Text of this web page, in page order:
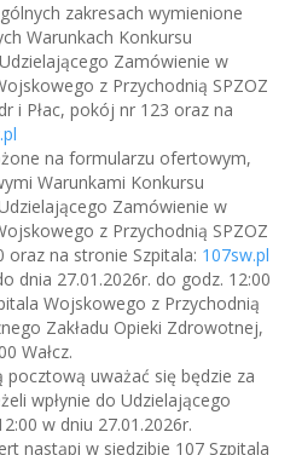
zakresach wymienione
Warunkach Konkursu
Zamówienie w
z Przychodnią SPZOZ
i Płac, pokój nr 123 oraz na
na formularzu ofertowym,
Warunkami Konkursu
Zamówienie w
z Przychodnią SPZOZ
oraz na stronie Szpitala: 107sw.pl
dnia 27.01.2026r. do godz. 12:00
Wojskowego z Przychodnią
Zakładu Opieki Zdrowotnej,
Wałcz.
pocztową uważać się będzie za
wpłynie do Udzielającego
w dniu 27.01.2026r.
nastąpi w siedzibie 107 Szpitala